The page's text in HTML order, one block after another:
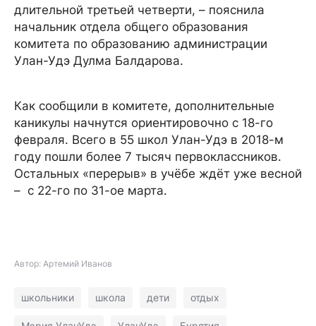
длительной третьей четверти, – пояснила
начальник отдела общего образования
комитета по образованию администрации
Улан-Удэ Дулма Балдарова.
Как сообщили в комитете, дополнительные
каникулы начнутся ориентировочно с 18-го
февраля. Всего в 55 школ Улан-Удэ в 2018-м
году пошли более 7 тысяч первоклассников.
Остальных «перерыв» в учёбе ждёт уже весной
– с 22-го по 31-ое марта.
Автор: Артемий Иванов
школьники школа дети отдых